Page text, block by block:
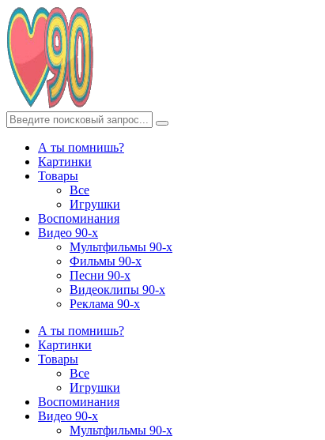
А ты помнишь?
Картинки
Товары
Все
Игрушки
Воспоминания
Видео 90-х
Мультфильмы 90-х
Фильмы 90-х
Песни 90-х
Видеоклипы 90-х
Реклама 90-х
А ты помнишь?
Картинки
Товары
Все
Игрушки
Воспоминания
Видео 90-х
Мультфильмы 90-х